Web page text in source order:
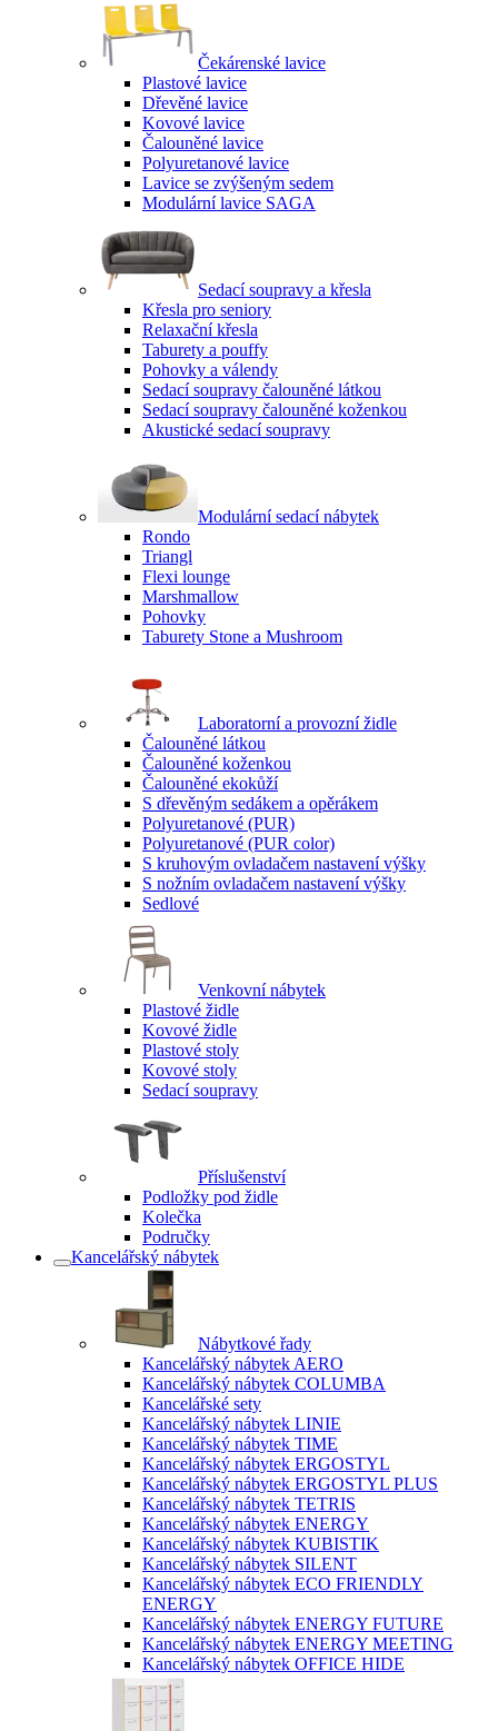
Čekárenské lavice
Plastové lavice
Dřevěné lavice
Kovové lavice
Čalouněné lavice
Polyuretanové lavice
Lavice se zvýšeným sedem
Modulární lavice SAGA
Sedací soupravy a křesla
Křesla pro seniory
Relaxační křesla
Taburety a pouffy
Pohovky a válendy
Sedací soupravy čalouněné látkou
Sedací soupravy čalouněné koženkou
Akustické sedací soupravy
Modulární sedací nábytek
Rondo
Triangl
Flexi lounge
Marshmallow
Pohovky
Taburety Stone a Mushroom
Laboratorní a provozní židle
Čalouněné látkou
Čalouněné koženkou
Čalouněné ekokůží
S dřevěným sedákem a opěrákem
Polyuretanové (PUR)
Polyuretanové (PUR color)
S kruhovým ovladačem nastavení výšky
S nožním ovladačem nastavení výšky
Sedlové
Venkovní nábytek
Plastové židle
Kovové židle
Plastové stoly
Kovové stoly
Sedací soupravy
Příslušenství
Podložky pod židle
Kolečka
Područky
Kancelářský nábytek
Nábytkové řady
Kancelářský nábytek AERO
Kancelářský nábytek COLUMBA
Kancelářské sety
Kancelářský nábytek LINIE
Kancelářský nábytek TIME
Kancelářský nábytek ERGOSTYL
Kancelářský nábytek ERGOSTYL PLUS
Kancelářský nábytek TETRIS
Kancelářský nábytek ENERGY
Kancelářský nábytek KUBISTIK
Kancelářský nábytek SILENT
Kancelářský nábytek ECO FRIENDLY
ENERGY
Kancelářský nábytek ENERGY FUTURE
Kancelářský nábytek ENERGY MEETING
Kancelářský nábytek OFFICE HIDE